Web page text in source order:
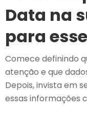
Data na
para
Comece definindo
atenção e que
Depois, invista em
essas informações